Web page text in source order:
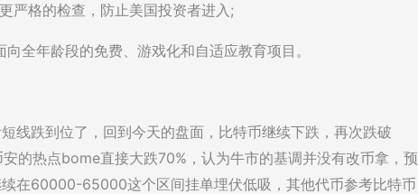
严格的检查，防止美国投资者进入;
全年龄段的免费、游戏化和自适应教育项目。
线跌到位了，回到今天的盘面，比特币继续下跌，再次跌破
的热点bome直接大跌70%，认为牛市的基调并没有改币拿，预
在60000-65000这个区间挂单埋伏低吸，其他代币参考比特币